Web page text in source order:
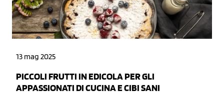
13 mag 2025
PICCOLI FRUTTI IN EDICOLA PER GLI
APPASSIONATI DI CUCINA E CIBI SANI